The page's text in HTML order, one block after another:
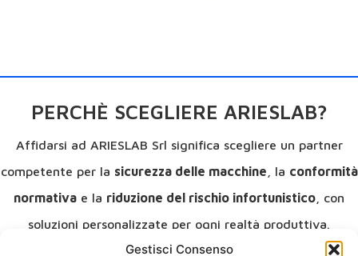
Gestisci Consenso
PERCHÈ SCEGLIERE ARIESLAB?
Affidarsi ad ARIESLAB Srl significa scegliere un partner
competente per la sicurezza delle macchine , la conformità
normativa e la riduzione del rischio infortunistico , con
soluzioni personalizzate per ogni realtà produttiva.